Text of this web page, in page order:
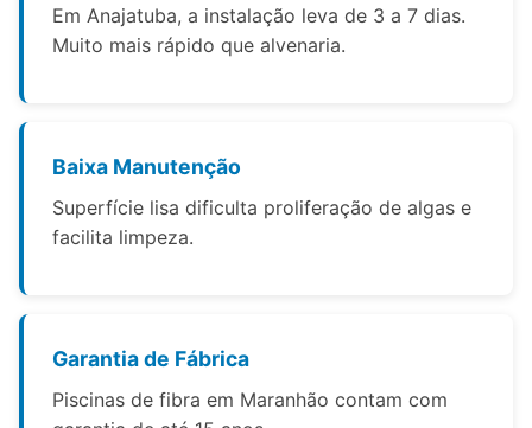
Em Anajatuba, a instalação leva de 3 a 7 dias.
Muito mais rápido que alvenaria.
Baixa Manutenção
Superfície lisa dificulta proliferação de algas e
facilita limpeza.
Garantia de Fábrica
Piscinas de fibra em Maranhão contam com